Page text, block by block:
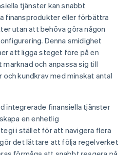
tjänster kan snabbt
finansprodukter eller förbättra
utan att behöva göra någon
Denna smidighet
att ligga steget före på en
och anpassa sig till
kundkrav med minskat antal
integrerade finansiella tjänster
en enhetlig
i stället för att navigera flera
det lättare att följa regelverket